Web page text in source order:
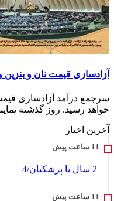
آزادسازی قیمت نان و بنز‌ین
خواهد رسید. روز گذشته
آخرین اخبار
2 سال با پزشکیان/4